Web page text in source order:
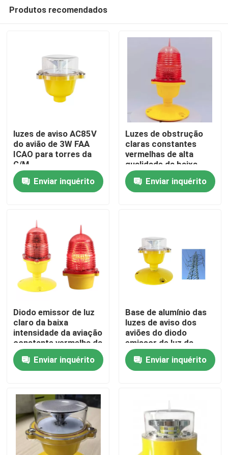
Casa
Produtos
Sobre nós
Excursão da fábrica
Controle da qualidade
Contacte-nos
Peça umas citações
Luz de obstrução posta solar
Luz de obstrução dos aviões
Produtos recomendados
luzes de aviso AC85V
do avião de 3W FAA
ICAO para torres da
G/M
Enviar inquérito
Luzes de obstrução
claras constantes
vermelhas de alta
qualidade da baixa
intensidade do IP 67
para construções
altas
Enviar inquérito
Diodo emissor de luz
claro da baixa
intensidade da aviação
constante vermelha da
torre de AC220V 60Hz
32cd Enviar inquérito
Base de alumínio das
luzes de aviso dos
aviões do diodo
emissor de luz da
prova de corrosão
100cdEnviar inquérito